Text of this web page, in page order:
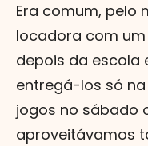
Era comum, pelo
locadora com
depois da escola
entregá-los só
jogos no sábado
aproveitávamos